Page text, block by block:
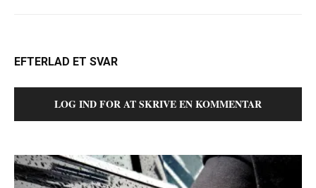
EFTERLAD ET SVAR
LOG IND FOR AT SKRIVE EN KOMMENTAR